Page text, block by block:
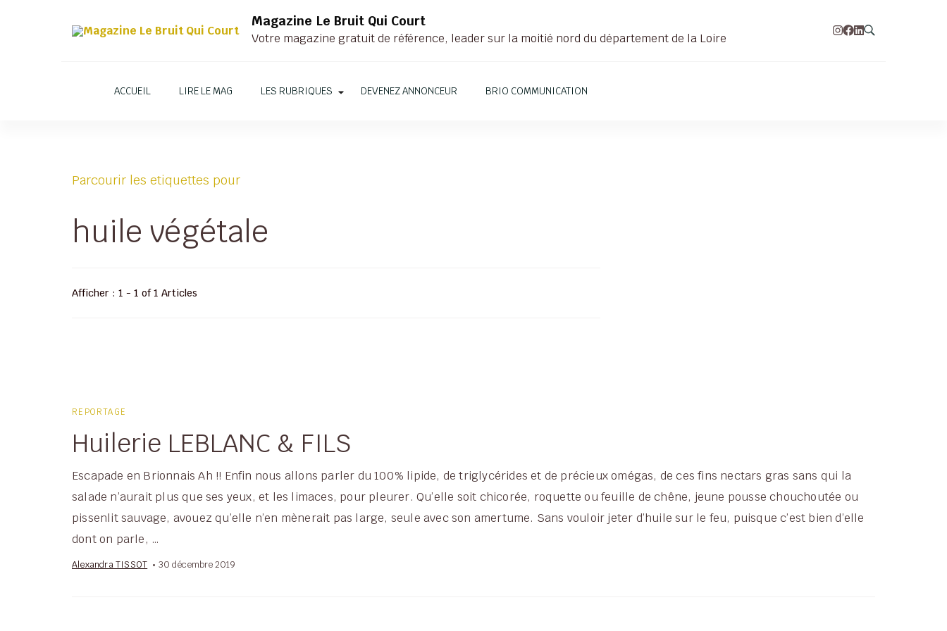
Magazine Le Bruit Qui Court
Votre magazine gratuit de référence, leader sur la moitié nord du département de la Loire
ACCUEIL LIRE LE MAG LES RUBRIQUES DEVENEZ ANNONCEUR BRIO COMMUNICATION
Parcourir les etiquettes pour
huile végétale
Afficher : 1 - 1 of 1 Articles
REPORTAGE
Huilerie LEBLANC & FILS
Escapade en Brionnais Ah !! Enfin nous allons parler du 100% lipide, de triglycérides et de précieux omégas, de ces fins nectars gras sans qui la
salade n’aurait plus que ses yeux, et les limaces, pour pleurer. Qu’elle soit chicorée, roquette ou feuille de chêne, jeune pousse chouchoutée ou
pissenlit sauvage, avouez qu’elle n’en mènerait pas large, seule avec son amertume. Sans vouloir jeter d’huile sur le feu, puisque c’est bien d’elle
dont on parle, …
Alexandra TISSOT 30 décembre 2019